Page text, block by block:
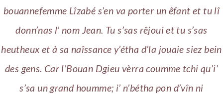
bouannefemme Lîzabé s’en va porter un êfant et tu lî
donn’nas l’ nom Jean. Tu s’sas rêjoui et tu s’sas
heutheux et à sa naîssance y’étha d’la jouaie siez bein
des gens. Car l’Bouan Dgieu vèrra coumme tchi qu’i’
s’sa un grand houmme; i’ n’bétha pon d’vîn ni